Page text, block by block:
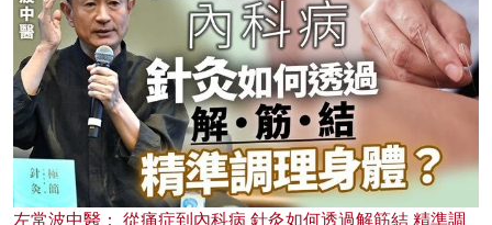
左常波中醫： 從痛症到內科病 針灸如何透過解筋結 精準調